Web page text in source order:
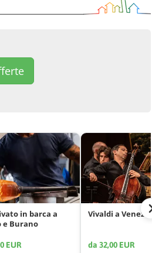
in barca a
e Burano
EUR
Vivaldi a Venezia
da 32,00 EUR